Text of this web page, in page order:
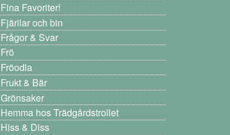
Fina Favoriter!
Fjärilar och bin
Frågor & Svar
Frö
Fröodla
Frukt & Bär
Grönsaker
Hemma hos Trädgårdstrollet
Hiss & Diss